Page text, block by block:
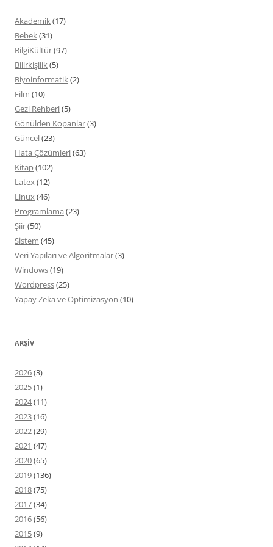
Akademik(17)
Bebek(31)
BilgiKültür(97)
Bilirkişilik(5)
Biyoinformatik(2)
Film (10)
Gezi Rehberi(5)
Gönülden Kopanlar(3)
Güncel(23)
Hata Çözümleri(63)
Kitap(102)
Latex(12)
Linux(46)
Programlama (23)
Şiir(50)
Sistem (45)
Veri Yapıları ve Algoritmalar(3)
Windows(19)
Wordpress(25)
Yapay Zeka ve Optimizasyon (10)
ARŞIV
2026(3)
2025(1)
2024(11)
2023(16)
2022(29)
2021 (47)
2020(65)
2019(136)
2018(75)
2017(34)
2016(56)
2015(9)